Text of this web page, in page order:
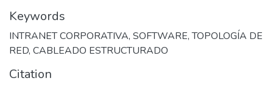
Keywords
INTRANET CORPORATIVA, SOFTWARE,TOPOLOGÍA DE
RED, CABLEADO ESTRUCTURADO
Citation